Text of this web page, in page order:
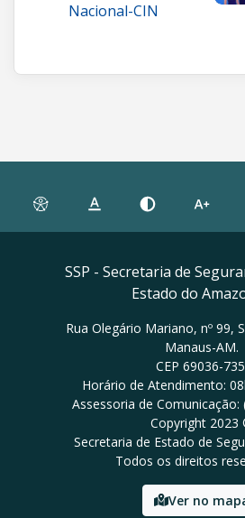
Nacional-CIN
SSP - Secretaria de
Estado do
Rua Olegário Mariano, nº 99,
Manaus-AM.
CEP 69036-
Horário de Atendimento:
Assessoria de Comunicação:
Copyright 2023
Secretaria de Estado de
Todos os direitos
Ver no